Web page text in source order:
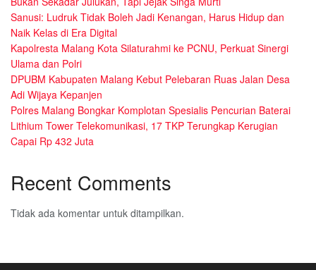
Sanusi: Ludruk Tidak Boleh Jadi Kenangan, Harus Hidup dan
Naik Kelas di Era Digital
Kapolresta Malang Kota Silaturahmi ke PCNU, Perkuat Sinergi
Ulama dan Polri
DPUBM Kabupaten Malang Kebut Pelebaran Ruas Jalan Desa
Adi Wijaya Kepanjen
Polres Malang Bongkar Komplotan Spesialis Pencurian Baterai
Lithium Tower Telekomunikasi, 17 TKP Terungkap Kerugian
Capai Rp 432 Juta
Recent Comments
Tidak ada komentar untuk ditampilkan.